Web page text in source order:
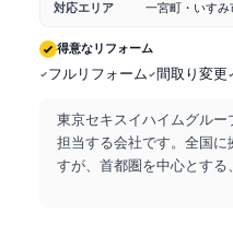
対応エリア 一宮町・いす
得意なリフォーム
フルリフォーム 間取り変更
東京セキスイハイムグル
担当する会社です。全国
すが、首都圏を中心とする